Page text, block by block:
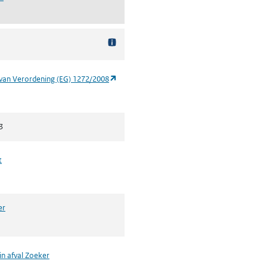
Verordening (EG) 1272/2008
afval Zoeker